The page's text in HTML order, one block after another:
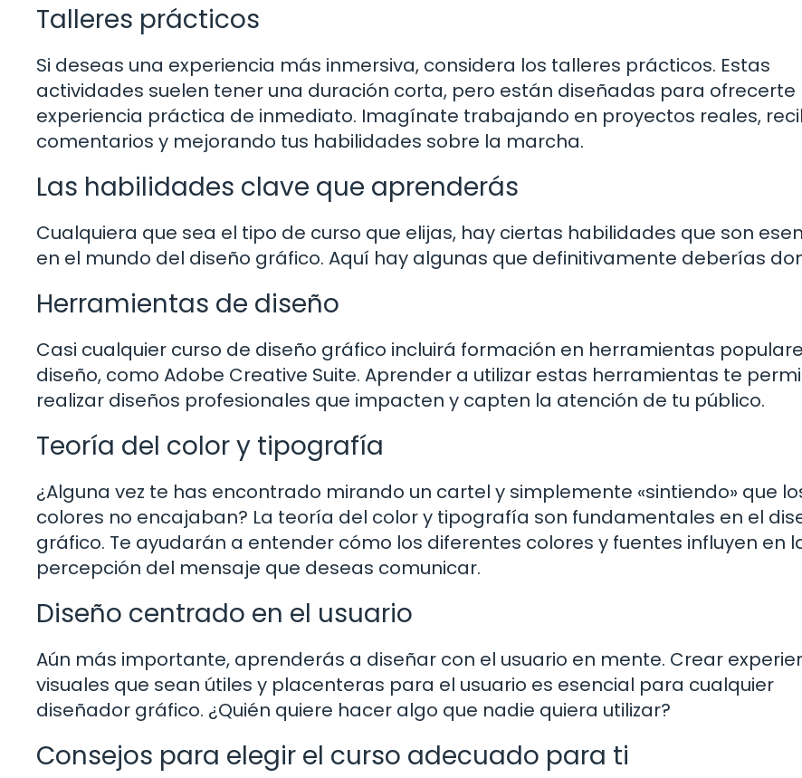
Talleres prácticos
Si deseas una experiencia más inmersiva, considera los talleres prácticos. Estas
actividades suelen tener una duración corta, pero están diseñadas para ofrecerte
experiencia práctica de inmediato. Imagínate trabajando en proyectos reales,
comentarios y mejorando tus habilidades sobre la marcha.
Las habilidades clave que aprenderás
Cualquiera que sea el tipo de curso que elijas, hay ciertas habilidades que son
en el mundo del diseño gráfico. Aquí hay algunas que definitivamente deberías
Herramientas de diseño
Casi cualquier curso de diseño gráfico incluirá formación en herramientas
diseño, como Adobe Creative Suite. Aprender a utilizar estas herramientas te
realizar diseños profesionales que impacten y capten la atención de tu público.
Teoría del color y tipografía
¿Alguna vez te has encontrado mirando un cartel y simplemente «sintiendo» que
colores no encajaban? La teoría del color y tipografía son fundamentales en el
gráfico. Te ayudarán a entender cómo los diferentes colores y fuentes influyen en
percepción del mensaje que deseas comunicar.
Diseño centrado en el usuario
Aún más importante, aprenderás a diseñar con el usuario en mente. Crear
visuales que sean útiles y placenteras para el usuario es esencial para cualquier
diseñador gráfico. ¿Quién quiere hacer algo que nadie quiera utilizar?
Consejos para elegir el curso adecuado para ti